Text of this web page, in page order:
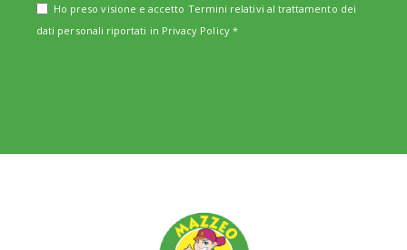
Ho preso visione e accetto Termini relativi al trattamento dei
dati personali riportati in Privacy Policy*